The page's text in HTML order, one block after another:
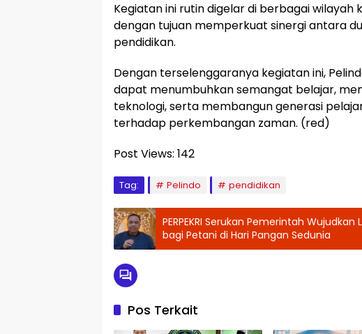
Kegiatan ini rutin digelar di berbagai wilayah
dengan tujuan memperkuat sinergi antara
pendidikan.
Dengan terselenggaranya kegiatan ini,
dapat menumbuhkan semangat belajar,
teknologi, serta membangun generasi
terhadap perkembangan zaman. (red)
Post Views: 142
Tag: Pelindo pendidikan
PERPEKRI Serukan Pemerintah Wujudkan
bagi Petani di Hari Pangan Sedunia
Pos Terkait